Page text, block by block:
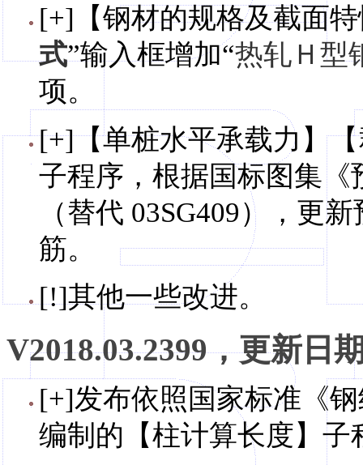
[+]【钢材的规格及截面
式”输入框增加“热轧Ｈ型
项。
[+]【单桩水平承载力】
子程序，根据国标图集《
（替代 03SG409），更
筋。
[!]其他一些改进。
V2018.03.2399，更新日
[+]发布依照国家标准《
编制的【柱计算长度】子